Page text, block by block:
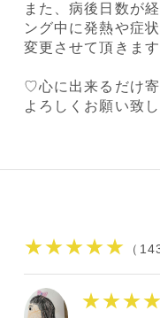
また、病後日数が
ング中に発熱や症
変更させて頂きます
♡心に出来るだけ
よろしくお願い致
★★★★★ （